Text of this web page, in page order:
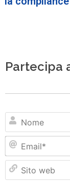
Partecipa